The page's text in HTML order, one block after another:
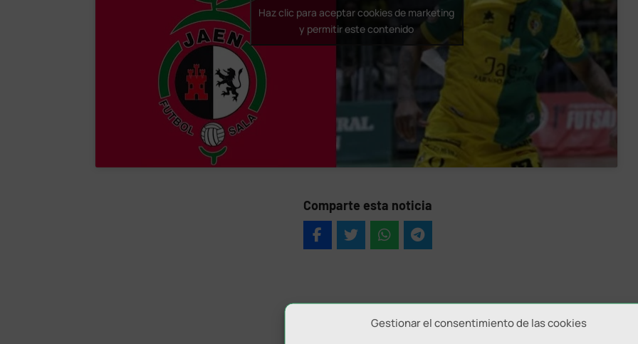
Gestionar el consentimiento de las cookies
Haz clic para aceptar cookies de marketing
y permitir este contenido
Comparte esta noticia